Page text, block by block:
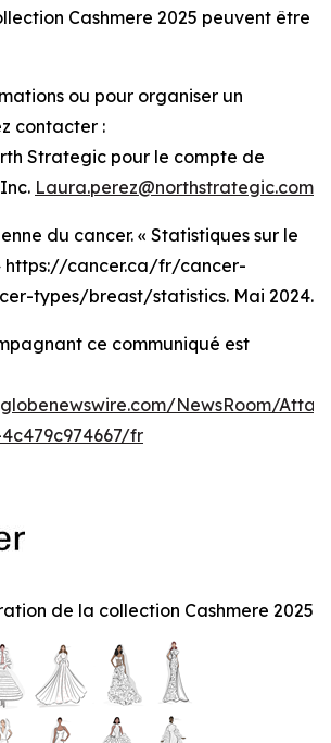
Cashmere 2025 peuvent être
ou pour organiser un
contacter :
Strategic pour le compte de
Laura.perez@northstrategic.com
du cancer. « Statistiques sur le
https://cancer.ca/fr/cancer-
types/breast/statistics. Mai 2024.
ce communiqué est
NewsRoom/
fr
de la collection Cashmere 2025